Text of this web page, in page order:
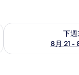
下週
8月 21 -
查看下週末 (8月 21 -